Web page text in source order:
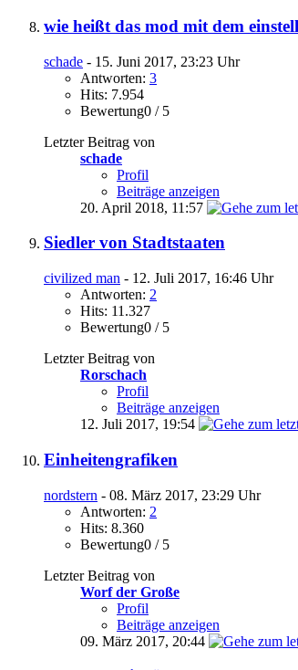
wie heißt das mod mit dem
schade - 15. Juni 2017, 23:23 Uhr
Antworten: 3
Hits: 7.954
Bewertung0 / 5
Letzter Beitrag von
schade
Profil
Beiträge anzeigen
20. April 2018, 11:57
Siedler von Stadtstaaten
civilized man - 12. Juli 2017, 16:46 Uhr
Antworten: 2
Hits: 11.327
Bewertung0 / 5
Letzter Beitrag von
Rorschach
Profil
Beiträge anzeigen
12. Juli 2017, 19:54
Einheitengrafiken
nordstern - 08. März 2017, 23:29 Uhr
Antworten: 2
Hits: 8.360
Bewertung0 / 5
Letzter Beitrag von
Worf der Große
Profil
Beiträge anzeigen
09. März 2017, 20:44